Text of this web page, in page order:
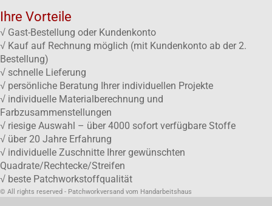
Ihre Vorteile
√ Gast-Bestellung oder Kundenkonto
√ Kauf auf Rechnung möglich (mit Kundenkonto ab der 2.
Bestellung)
√ schnelle Lieferung
√ persönliche Beratung Ihrer individuellen Projekte
√ individuelle Materialberechnung und
Farbzusammenstellungen
√ riesige Auswahl – über 4000 sofort verfügbare Stoffe
√ über 20 Jahre Erfahrung
√ individuelle Zuschnitte Ihrer gewünschten
Quadrate/Rechtecke/Streifen
√ beste Patchworkstoffqualität
© All rights reserved - Patchworkversand vom Handarbeitshaus